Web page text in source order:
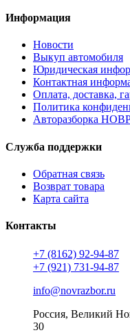
Информация
Новости
Выкуп автомобиля
Юридическая
Контактная
Оплата, доставка,
Политика
Авторазборка
Служба поддержки
Обратная связь
Возврат товара
Карта сайта
Контакты
+7 (8162) 92-94-87
+7 (921) 731-94-87
info@novrazbor.ru
Россия, Великий
30